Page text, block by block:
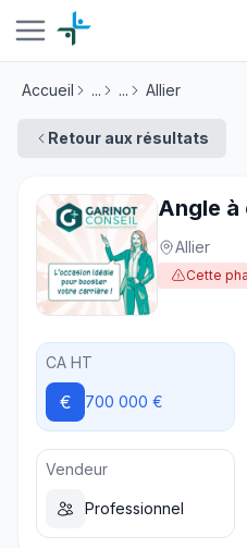
Accueil ... ... Allier
Retour aux résultats
Angle à
Allier
Cette
CA HT
€ 700 000 €
Vendeur
Professionnel